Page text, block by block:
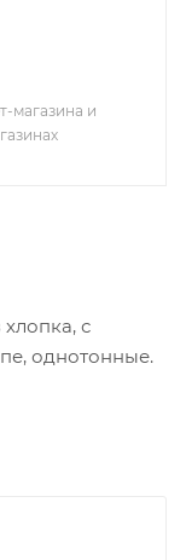
магазина и
с
однотонные.